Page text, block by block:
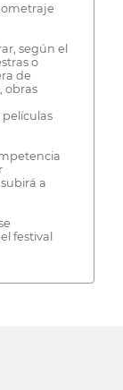
según el
o
de
obras
a
festival